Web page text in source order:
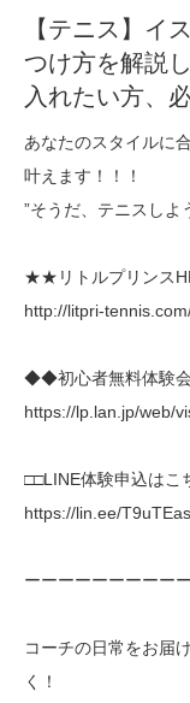
【テニス】イ
つけ方を解説
入れたい方、
あなたのスタイルに
叶えます！！！
”そうだ、テニスしよ
★★リトルプリンス
http://litpri-
◆◆初心者無料体験
https://lp.lan.jp/web/
□□LINE体験申込はこ
https://lin.ee/T9uTEas
ーーーーーーーーー
コーチの日常をお届
く！